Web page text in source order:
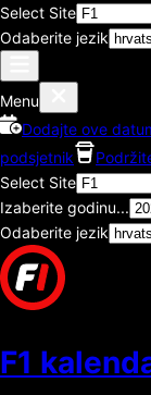
Select Site
Odaberite jezik
Menu
Dodajte ove
podsjetnik
Select Site
Izaberite godinu...
Odaberite jezik
F1